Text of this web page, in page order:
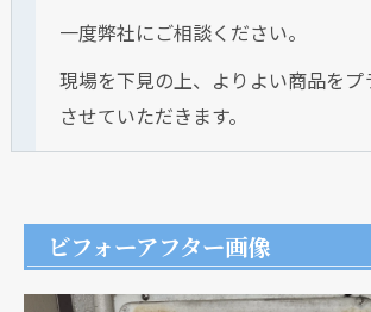
一度弊社にご相談ください。
現場を下見の上、よりよい商品をプ
させていただきます。
ビフォーアフター画像